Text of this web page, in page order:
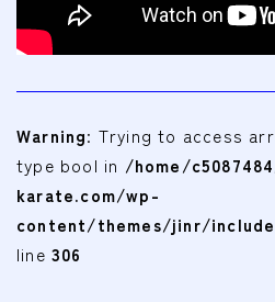
Warning: Trying to access
type bool in /home/
karate.com/wp-
content/themes/jinr/
line 306